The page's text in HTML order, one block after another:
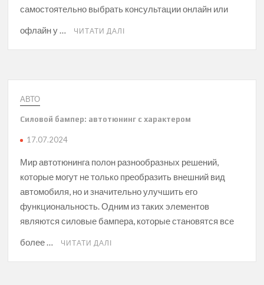
самостоятельно выбрать консультации онлайн или
офлайн у …
ЧИТАТИ ДАЛІ
АВТО
Силовой бампер: автотюнинг с характером
17.07.2024
Мир автотюнинга полон разнообразных решений,
которые могут не только преобразить внешний вид
автомобиля, но и значительно улучшить его
функциональность. Одним из таких элементов
являются силовые бампера, которые становятся все
более …
ЧИТАТИ ДАЛІ